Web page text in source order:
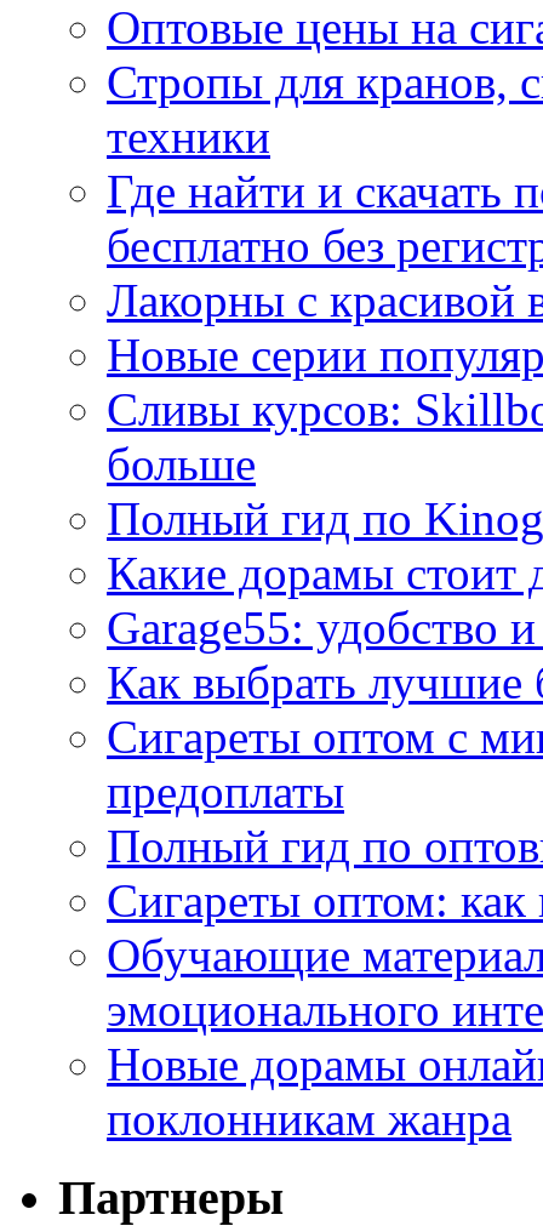
Оптовые цены на
Стропы для кранов,
техники
Где найти и
бесплатно без
Лакорны с красивой
Новые серии
Сливы курсов:
больше
Полный гид по
Какие дорамы стоит
Garage55: удобство
Как выбрать
Сигареты оптом с
предоплаты
Полный гид по
Сигареты оптом:
Обучающие
эмоционального
Новые дорамы
поклонникам жанра
Партнеры